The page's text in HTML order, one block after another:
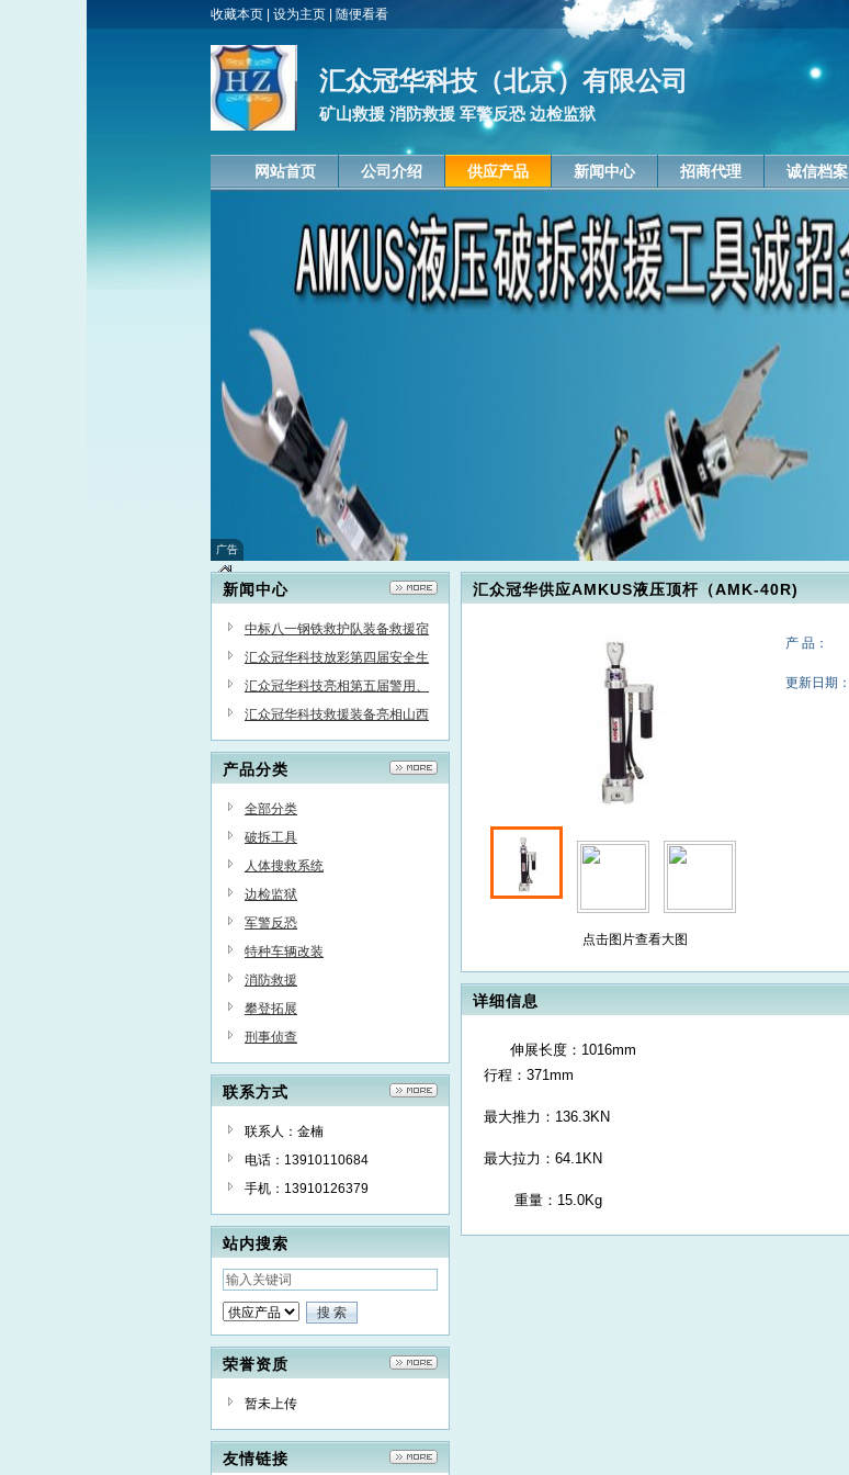
收藏本页 设为主页 随便看看
汇众冠华科技（北京）有限公司
矿山救援 消防救援 军警反恐 边检监狱
网站首页 公司介绍 供应产品 新闻中心 招商代理 诚信档案
广告
新闻中心
中标八一钢铁救护队装备救援宿
营车、气体分析化验车采购项目
汇众冠华科技放彩第四届安全生
产应急技术装备展
汇众冠华科技亮相第五届警用、
反恐装备展
汇众冠华科技救援装备亮相山西
消防装备集中采购会
产品分类
全部分类
破拆工具
人体搜救系统
边检监狱
军警反恐
特种车辆改装
消防救援
攀登拓展
刑事侦查
联系方式
联系人：金楠
电话：13910110684
手机：13910126379
站内搜索
荣誉资质
暂未上传
友情链接
汇众冠华供应AMKUS液压顶杆（AMK-40R)
点击图片查看大图
产 品：
更新日期：
详细信息
伸展长度：1016mm
行程： 371mm
最大推力： 136.3KN
最大拉力： 64.1KN
重量： 15.0Kg